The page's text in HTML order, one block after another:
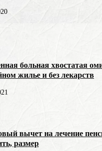
больная хвостатая
жилье и без лекарств
вычет на лечение
размер